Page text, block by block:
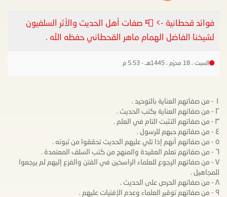
فوائد قحطانية -> 📮 صفات أهل الحديث والأثر السلفيون
لشيخنا الفاضل الهمام ماهر القحطاني حفظه الله .
السبت ، 18 محرّم ، 1445هـ - 5:53 م
٣ - من صفاتهم التثبت التام في العلم .
٤ - من صفاتهم حبهم للرسول .
٥ - من صفاتهم أنهم إذا تلي عليهم الحديث تحققوا من ثبوته .
٧ - من صفاتهم الرجوع للعلماء الراسخين في الفتن والفزع إليهم لم يرجعوا
للمجاهيل .
٨ - من صفاتهم الحرص على الحديث .
٩ - من صفاتهم توقير العلماء وعدم الإفتيات عليهم .